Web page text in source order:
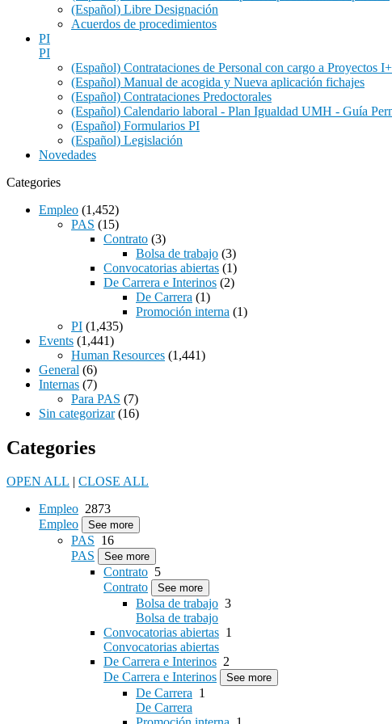
(Español) Libre Designación
Acuerdos de procedimientos
PI
PI
(Español) Contrataciones de Personal con cargo a Proyectos
(Español) Manual de acogida y Nueva aplicación fichajes
(Español) Contrataciones Predoctorales
(Español) Calendario laboral - Plan Igualdad UMH - Guía
(Español) Formularios PI
(Español) Legislación
Novedades
Categories
Empleo (1,452)
PAS (15)
Contrato (3)
Bolsa de trabajo (3)
Convocatorias abiertas (1)
De Carrera e Interinos (2)
De Carrera (1)
Promoción interna (1)
PI (1,435)
Events (1,441)
Human Resources (1,441)
General (6)
Internas (7)
Para PAS (7)
Sin categorizar(16)
Categories
OPEN ALL | CLOSE ALL
Empleo 2873
Empleo
See more
PAS 16
PAS
See more
Contrato 5
Contrato
See more
Bolsa de trabajo 3
Bolsa de trabajo
Convocatorias abiertas 1
Convocatorias abiertas
De Carrera e Interinos 2
De Carrera e Interinos
See more
De Carrera 1
De Carrera